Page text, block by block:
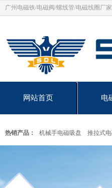
广州电磁铁/电磁阀/螺线管/电磁线圈厂
网站首页 电
热销产品： 机械手电磁吸盘 推拉式